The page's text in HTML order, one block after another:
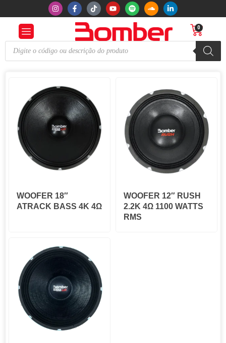
0
WOOFER 18″
ATRACK BASS 4K 4Ω
WOOFER 12″ RUSH
2.2K 4Ω 1100 WATTS
RMS